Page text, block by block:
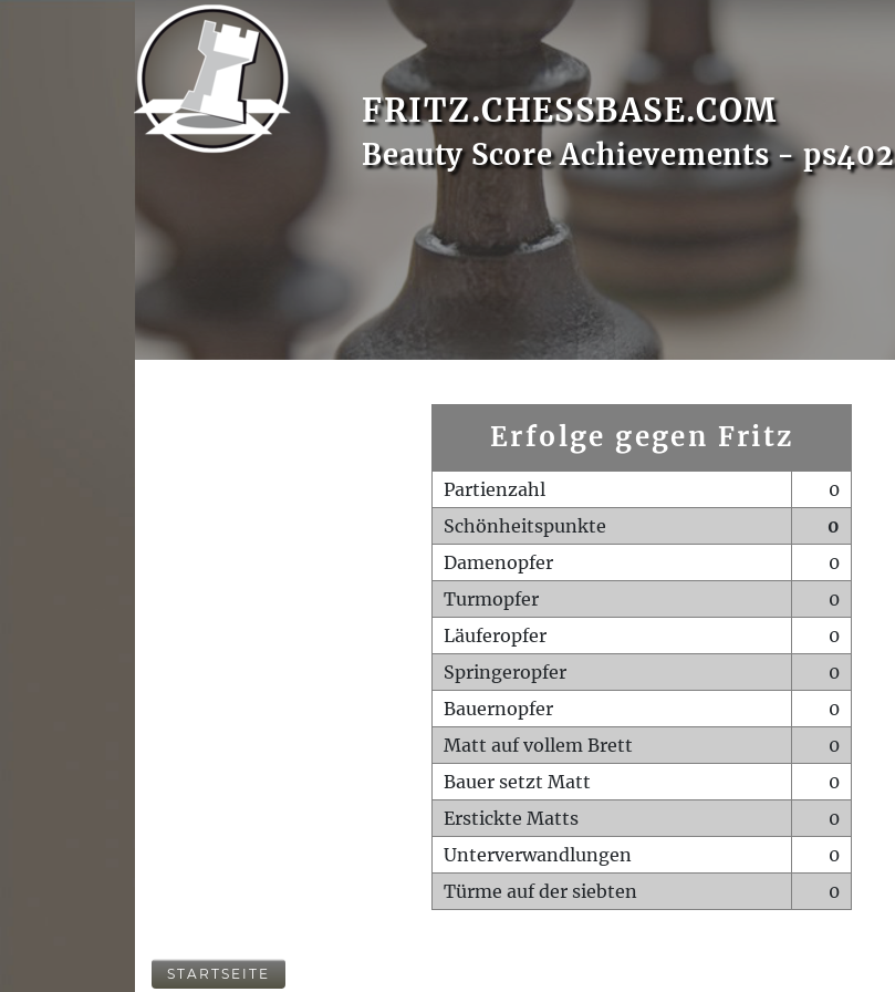
FRITZ.CHESSBASE.COM
Beauty Score Achievements - ps402
Erfolge gegen Fritz
Partienzahl
0
Schönheitspunkte
0
Damenopfer
0
Turmopfer
0
Läuferopfer
0
Springeropfer
0
Bauernopfer
0
Matt auf vollem Brett
0
Bauer setzt Matt
0
Erstickte Matts
0
Unterverwandlungen
0
Türme auf der siebten
0
STARTSEITE